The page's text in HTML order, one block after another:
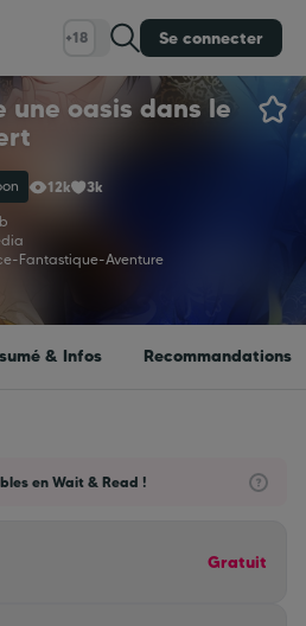
+18 Se connecter
une oasis dans le
12k
3k
-Fantastique-Aventure
& Infos Recommandations
en Wait & Read !
Gratuit